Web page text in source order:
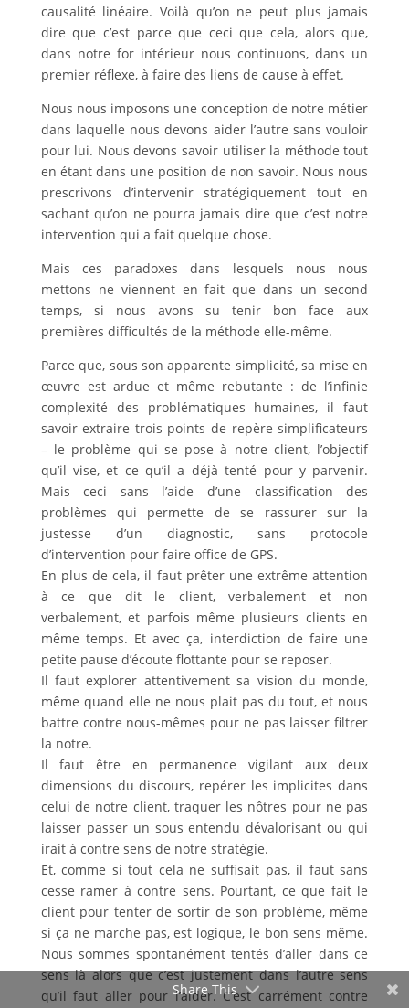
causalité linéaire. Voilà qu’on ne peut plus jamais
dire que c’est parce que ceci que cela, alors que,
dans notre for intérieur nous continuons, dans un
premier réflexe, à faire des liens de cause à effet.
Nous nous imposons une conception de notre métier
dans laquelle nous devons aider l’autre sans vouloir
pour lui. Nous devons savoir utiliser la méthode tout
en étant dans une position de non savoir. Nous nous
prescrivons d’intervenir stratégiquement tout en
sachant qu’on ne pourra jamais dire que c’est notre
intervention qui a fait quelque chose.
Mais ces paradoxes dans lesquels nous nous
mettons ne viennent en fait que dans un second
temps, si nous avons su tenir bon face aux
premières difficultés de la méthode elle-même.
Parce que, sous son apparente simplicité, sa mise en
œuvre est ardue et même rebutante : de l’infinie
complexité des problématiques humaines, il faut
savoir extraire trois points de repère simplificateurs
– le problème qui se pose à notre client, l’objectif
qu’il vise, et ce qu’il a déjà tenté pour y parvenir.
Mais ceci sans l’aide d’une classification des
problèmes qui permette de se rassurer sur la
justesse d’un diagnostic, sans protocole
d’intervention pour faire office de GPS.
En plus de cela, il faut prêter une extrême attention
à ce que dit le client, verbalement et non
verbalement, et parfois même plusieurs clients en
même temps. Et avec ça, interdiction de faire une
petite pause d’écoute flottante pour se reposer.
Il faut explorer attentivement sa vision du monde,
même quand elle ne nous plait pas du tout, et nous
battre contre nous-mêmes pour ne pas laisser filtrer
la notre.
Il faut être en permanence vigilant aux deux
dimensions du discours, repérer les implicites dans
celui de notre client, traquer les nôtres pour ne pas
laisser passer un sous entendu dévalorisant ou qui
irait à contre sens de notre stratégie.
Et, comme si tout cela ne suffisait pas, il faut sans
cesse ramer à contre sens. Pourtant, ce que fait le
client pour tenter de sortir de son problème, même
si ça ne marche pas, est logique, le bon sens même.
Nous sommes spontanément tentés d’aller dans ce
sens là alors que c’est justement dans l’autre sens
qu’il faut aller pour l’aider. C’est carrément contre
Share This